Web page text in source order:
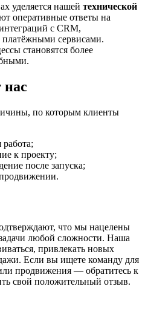
уделяется нашей технической
оперативные ответы на
с CRM,
платёжными сервисами.
становятся более
по которым клиенты
работа;
к проекту;
после запуска;
что мы нацелены
любой сложности. Наша
привлекать новых
Если вы ищете команду для
продвижения — обратитесь к
свой положительный отзыв.